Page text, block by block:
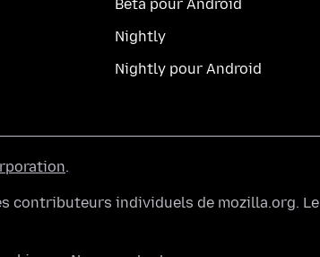
Beta pour Android
Nightly
Nightly pour Android
.
contributeurs individuels de mozilla.org. Le